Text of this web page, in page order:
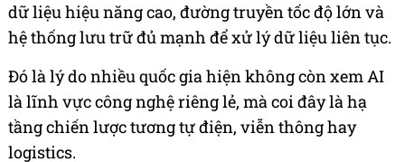
dữ liệu hiệu năng cao, đường truyền tốc độ lớn và
hệ thống lưu trữ đủ mạnh để xử lý dữ liệu liên tục.
Đó là lý do nhiều quốc gia hiện không còn xem AI
là lĩnh vực công nghệ riêng lẻ, mà coi đây là hạ
tầng chiến lược tương tự điện, viễn thông hay
logistics.